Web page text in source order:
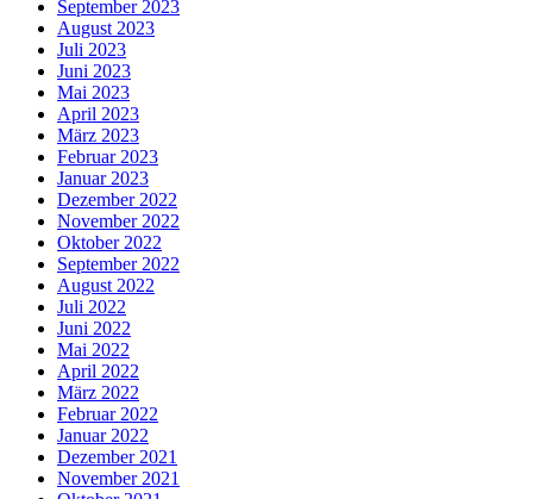
September 2023
August 2023
Juli 2023
Juni 2023
Mai 2023
April 2023
März 2023
Februar 2023
Januar 2023
Dezember 2022
November 2022
Oktober 2022
September 2022
August 2022
Juli 2022
Juni 2022
Mai 2022
April 2022
März 2022
Februar 2022
Januar 2022
Dezember 2021
November 2021